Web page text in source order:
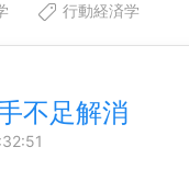
行動経済学
不足解消